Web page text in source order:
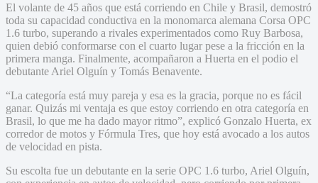
El volante de 45 años que está corriendo en Chile y Brasil, demostró
toda su capacidad conductiva en la monomarca alemana Corsa OPC
1.6 turbo, superando a rivales experimentados como Ruy Barbosa,
quien debió conformarse con el cuarto lugar pese a la fricción en la
primera manga. Finalmente, acompañaron a Huerta en el podio el
debutante Ariel Olguín y Tomás Benavente.
“La categoría está muy pareja y esa es la gracia, porque no es fácil
ganar. Quizás mi ventaja es que estoy corriendo en otra categoría en
Brasil, lo que me ha dado mayor ritmo”, explicó Gonzalo Huerta, ex
corredor de motos y Fórmula Tres, que hoy está avocado a los autos
de velocidad en pista.
Su escolta fue un debutante en la serie OPC 1.6 turbo, Ariel Olguín,